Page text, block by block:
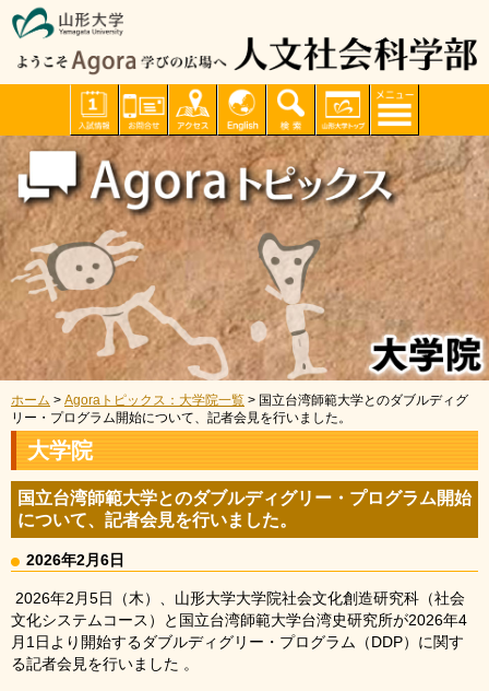
ホーム > Agoraトピックス：大学院一覧 > 国立台湾師範大学とのダブルディグ
リー・プログラム開始について、記者会見を行いました。
大学院
国立台湾師範大学とのダブルディグリー・プログラム開始
について、記者会見を行いました。
2026年2月6日
2026年2月5日（木）、山形大学大学院社会文化創造研究科（社会
文化システムコース）と国立台湾師範大学台湾史研究所が2026年4
月1日より開始するダブルディグリー・プログラム（DDP）に関す
る記者会見を行いました 。